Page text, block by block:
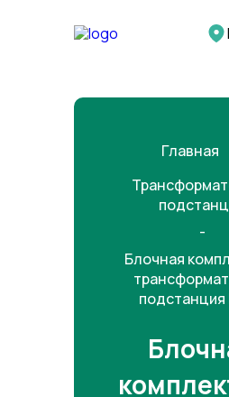
Главная
Блочная